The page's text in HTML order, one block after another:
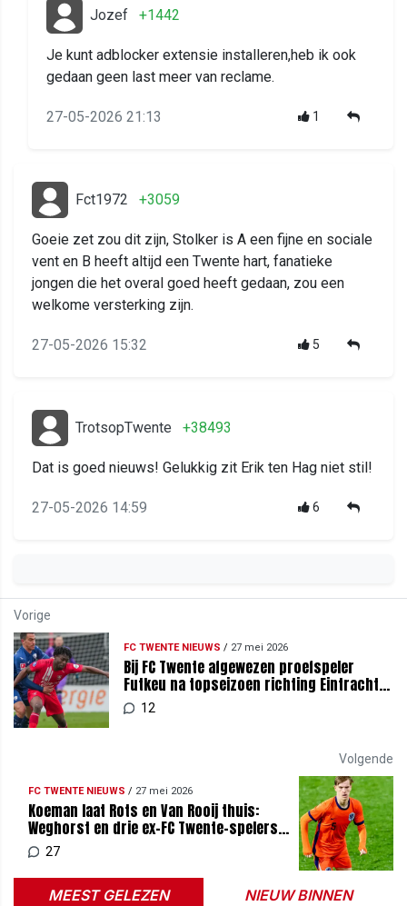
Jozef +1442
Je kunt adblocker extensie installeren,heb ik ook
gedaan geen last meer van reclame.
27-05-2026 21:13 1
Fct1972 +3059
Goeie zet zou dit zijn, Stolker is A een fijne en sociale
vent en B heeft altijd een Twente hart, fanatieke
jongen die het overal goed heeft gedaan, zou een
welkome versterking zijn.
27-05-2026 15:32 5
TrotsopTwente +38493
Dat is goed nieuws! Gelukkig zit Erik ten Hag niet stil!
27-05-2026 14:59 6
Vorige
FC TWENTE NIEUWS / 27 mei 2026
Bij FC Twente afgewezen proefspeler
Futkeu na topseizoen richting Eintracht
Frankfurt
12
Volgende
FC TWENTE NIEUWS / 27 mei 2026
Koeman laat Rots en Van Rooij thuis:
Weghorst en drie ex-FC Twente-spelers
mee naar WK
27
MEEST GELEZEN NIEUW BINNEN